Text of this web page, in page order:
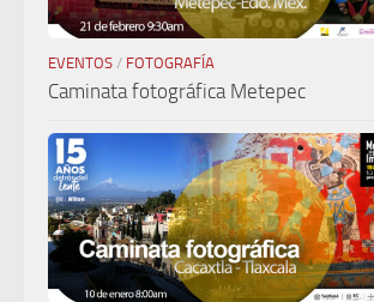
EVENTOS / FOTOGRAFÍA
Caminata fotográfica Metepec